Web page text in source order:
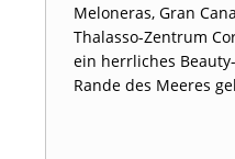
Meloneras, Gran
Thalasso-Zentrum
ein herrliches
Rande des Meeres